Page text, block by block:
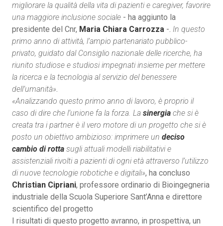
migliorare la qualità della vita di pazienti e caregiver, favorire
una maggiore inclusione sociale - ha aggiunto la
presidente del Cnr, Maria Chiara Carrozza -. In questo
primo anno di attività, l’ampio partenariato pubblico-
privato, guidato dal Consiglio nazionale delle ricerche, ha
riunito studiose e studiosi impegnati insieme per mettere
la ricerca e la tecnologia al servizio del benessere
dell’umanità».
«Analizzando questo primo anno di lavoro, è proprio il
caso di dire che l’unione fa la forza. La sinergia che si è
creata tra i partner è il vero motore di un progetto che si è
posto un obiettivo ambizioso: imprimere un deciso
cambio di rotta sugli attuali modelli riabilitativi e
assistenziali rivolti a pazienti di ogni età attraverso l’utilizzo
di nuove tecnologie robotiche e digitali», ha concluso
Christian Cipriani, professore ordinario di Bioingegneria
industriale della Scuola Superiore Sant’Anna e direttore
scientifico del progetto
I risultati di questo progetto avranno, in prospettiva, un